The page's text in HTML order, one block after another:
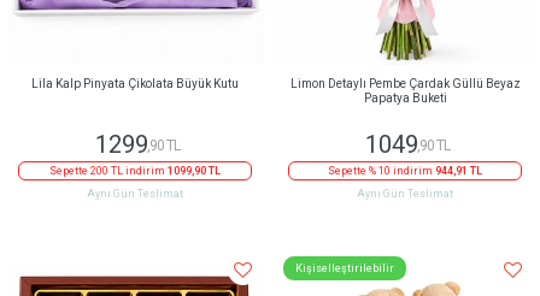
Lila Kalp Pinyata Çikolata Büyük Kutu
1299,90 TL
Sepette 200 TL indirim 1099,90 TL
Aynı Gün Teslimat
Limon Detaylı Pembe Çardak Güllü Beyaz
Papatya Buketi
1049,90 TL
Sepette % 10 indirim 944,91 TL
Aynı Gün Teslimat
Kişiselleştirilebilir